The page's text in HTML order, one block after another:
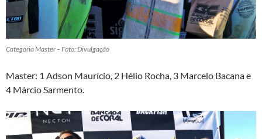
Categoria Master – Foto: Divulgação
Master: 1 Adson Maurício, 2 Hélio Rocha, 3 Marcelo Bacana e
4 Márcio Sarmento.